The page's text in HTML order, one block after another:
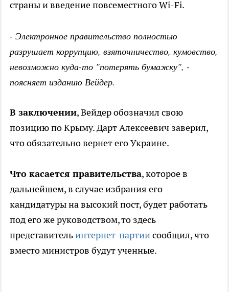
страны и введение повсеместного Wi-Fi.
- Электронное правительство полностью
разрушает коррупцию, взяточничество, кумовство,
невозможно куда-то "потерять бумажку", -
поясняет изданию Вейдер.
В заключении, Вейдер обозначил свою
позицию по Крыму. Дарт Алексеевич заверил,
что обязательно вернет его Украине.
Что касается правительства, которое в
дальнейшем, в случае избрания его
кандидатуры на высокий пост, будет работать
под его же руководством, то здесь
представительинтернет-партиисообщил, что
вместо министров будут ученные.